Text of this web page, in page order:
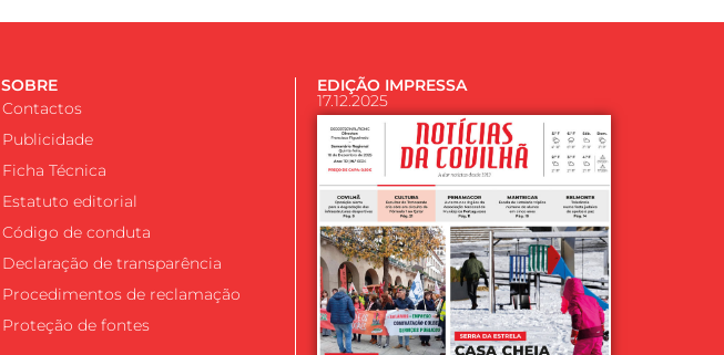
SOBRE
Contactos
Publicidade
Ficha Técnica
Estatuto editorial
Código de conduta
Declaração de transparência
Procedimentos de reclamação
Proteção de fontes
EDIÇÃO IMPRESSA
17.12.2025